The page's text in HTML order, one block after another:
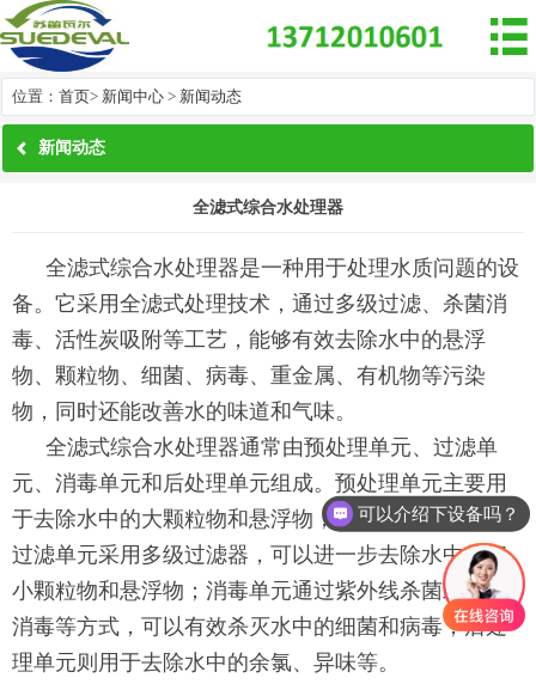

位置： 首页> 新闻中心 > 新闻动态
新闻动态
全滤式综合水处理器
全滤式综合水处理器是一种用于处理水质问题的设
备。它采用全滤式处理技术，通过多级过滤、杀菌消
毒、活性炭吸附等工艺，能够有效去除水中的悬浮
物、颗粒物、细菌、病毒、重金属、有机物等污染
物，同时还能改善水的味道和气味。
全滤式综合水处理器通常由预处理单元、过滤单
元、消毒单元和后处理单元组成。预处理单元主要用
于去除水中的大颗粒物和悬浮物，如砂石、泥沙等；
过滤单元采用多级过滤器，可以进一步去除水中的细
小颗粒物和悬浮物；消毒单元通过紫外线杀菌或化学
消毒等方式，可以有效杀灭水中的细菌和病毒；后处
理单元则用于去除水中的余氯、异味等。
可以介绍下设备吗？